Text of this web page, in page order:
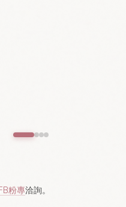
粉專洽詢。